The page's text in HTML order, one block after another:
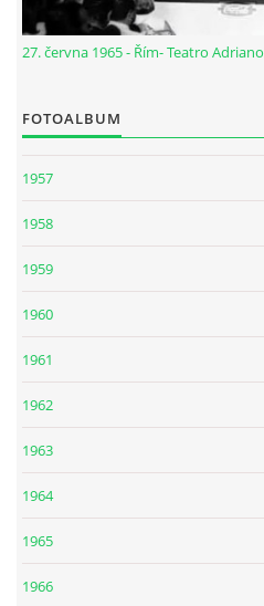
KALENDÁŘ 1965-66
KALENDÁŘ 1971 - 79
KONCERTY 1957 - 1964
FOTO - JAK ŠEL ČAS
27. června 1965 - Řím- Teatro Adriano
FOTOALBUM
1957
1958
1959
1960
1961
1962
1963
1964
1965
1966